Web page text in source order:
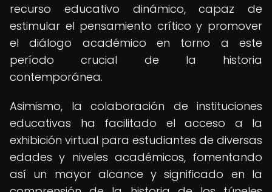
recurso educativo dinámico, capaz de
estimular el pensamiento crítico y promover
el diálogo académico en torno a este
período crucial de la historia
contemporánea.
Asimismo, la colaboración de instituciones
educativas ha facilitado el acceso a la
exhibición virtual para estudiantes de diversas
edades y niveles académicos, fomentando
así un mayor alcance y significado en la